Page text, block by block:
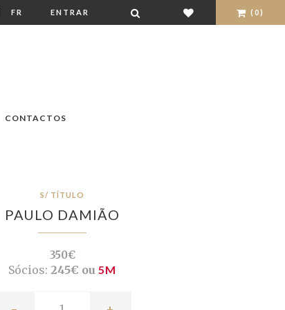
FR ENTRAR (0)
CONTACTOS
S/ TÍTULO
PAULO DAMIÃO
350€
Sócios: 245€ ou 5M